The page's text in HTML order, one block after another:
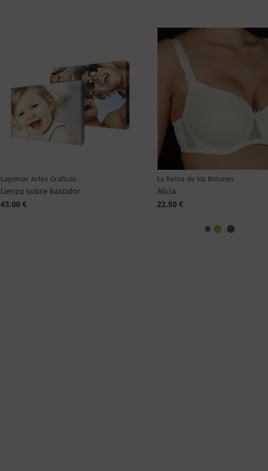
Lagomar Artes Gráficas
Lienzo sobre bastidor
43.00 €
La Reina de los Botones
Alicia
22.50 €